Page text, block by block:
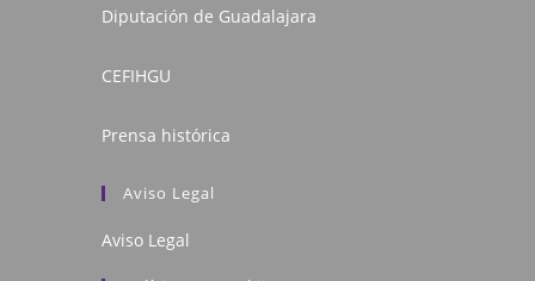
Diputación de Guadalajara
CEFIHGU
Prensa histórica
Aviso Legal
Aviso Legal